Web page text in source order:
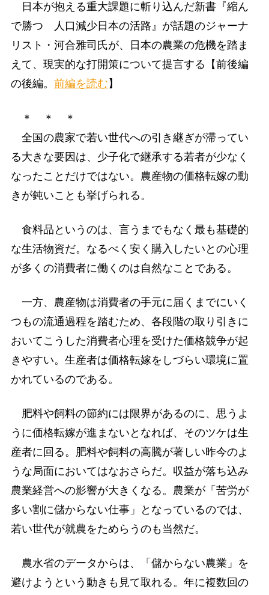
日本が抱える重大課題に斬り込んだ新書『縮ん
で勝つ 人口減少日本の活路』が話題のジャーナ
リスト・河合雅司氏が、日本の農業の危機を踏ま
えて、現実的な打開策について提言する【前後編
の後編。 前編を読む 】
＊ ＊ ＊
全国の農家で若い世代への引き継ぎが滞ってい
る大きな要因は、少子化で継承する若者が少なく
なったことだけではない。農産物の価格転嫁の動
きが鈍いことも挙げられる。
食料品というのは、言うまでもなく最も基礎的
な生活物資だ。なるべく安く購入したいとの心理
が多くの消費者に働くのは自然なことである。
一方、農産物は消費者の手元に届くまでにいく
つもの流通過程を踏むため、各段階の取り引きに
おいてこうした消費者心理を受けた価格競争が起
きやすい。生産者は価格転嫁をしづらい環境に置
かれているのである。
肥料や飼料の節約には限界があるのに、思うよ
うに価格転嫁が進まないとなれば、そのツケは生
産者に回る。肥料や飼料の高騰が著しい昨今のよ
うな局面においてはなおさらだ。収益が落ち込み
農業経営への影響が大きくなる。農業が「苦労が
多い割に儲からない仕事」となっているのでは、
若い世代が就農をためらうのも当然だ。
農水省のデータからは、「儲からない農業」を
避けようという動きも見て取れる。年に複数回の